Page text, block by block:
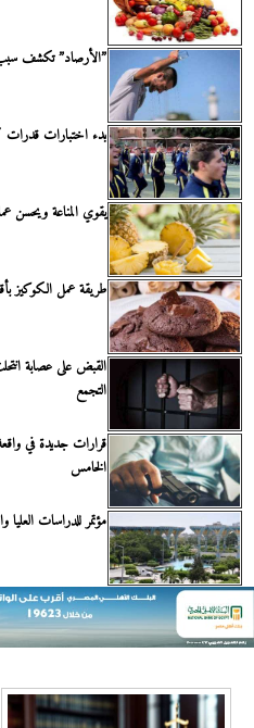
”الأرصاد” تكشف سبب
بدء اختبارات قدرات
يقوي المناعة ويحسن
طريقة عمل الكوكيز
القبض على عصابة
التجمع
قرارات جديدة في
الخامس
مؤتمر للدراسات